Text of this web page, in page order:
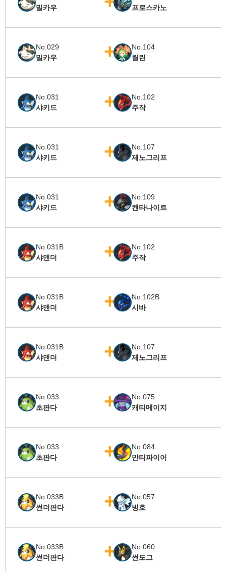
밀카우
프로스카노
No.029
밀카우
No.104
릴린
No.031
샤키드
No.102
주작
No.031
샤키드
No.107
제노그리프
No.031
샤키드
No.109
켄타나이트
No.031B
샤맨더
No.102
주작
No.031B
샤맨더
No.102B
시바
No.031B
샤맨더
No.107
제노그리프
No.033
초판다
No.075
캐티메이지
No.033
초판다
No.084
만티파이어
No.033B
썬더판다
No.057
빙호
No.033B
썬더판다
No.060
썬도그